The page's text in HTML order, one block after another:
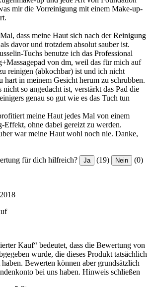
mir die Vorreinigung mit einem Make-up-
dass meine Haut sich nach der Reinigung
davor und trotzdem absolut sauber ist.
Tuchs benutze ich das Professional
von dm, weil das für mich auf
reinigen (abkochbar) ist und ich nicht
hart in meinem Gesicht herum zu schrubben.
so angedacht ist, verstärkt das Pad die
genau so gut wie es das Tuch tun
meine Haut jedes Mal von einem
Effekt, ohne dabei gereizt zu werden.
war meine Haut wohl noch nie. Danke,
für dich hilfreich? Ja (19) Nein (0)
Kauf“ bedeutet, dass die Bewertung von
wurde, die dieses Produkt tatsächlich
Bewerten können aber grundsätzlich
bei uns haben. Hinweis schließen